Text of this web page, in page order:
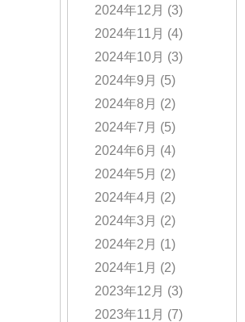
2024年12月 (3)
2024年11月 (4)
2024年10月 (3)
2024年9月 (5)
2024年8月 (2)
2024年7月 (5)
2024年6月 (4)
2024年5月 (2)
2024年4月 (2)
2024年3月 (2)
2024年2月 (1)
2024年1月 (2)
2023年12月 (3)
2023年11月 (7)